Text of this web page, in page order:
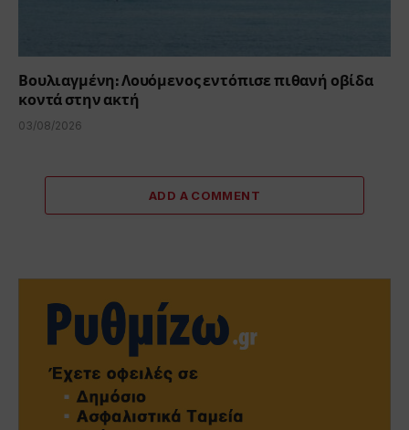
Βουλιαγμένη: Λουόμενος εντόπισε πιθανή οβίδα
κοντά στην ακτή
03/08/2026
ADD A COMMENT